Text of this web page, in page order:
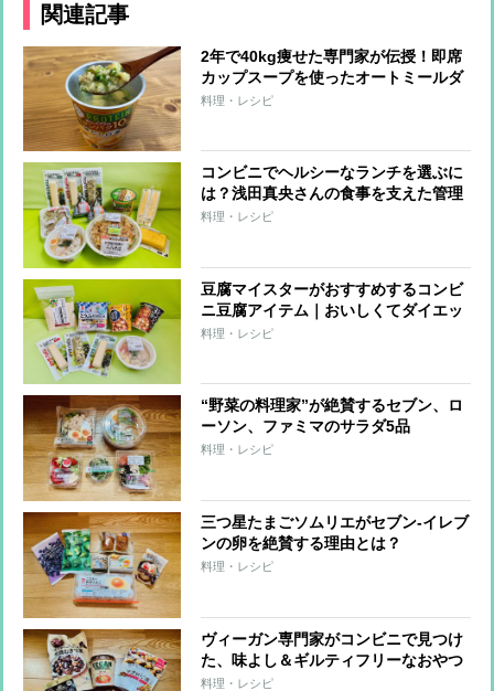
関連記事
2年で40kg痩せた専門家が伝授！即席
カップスープを使ったオートミールダ
イエット
料理・レシピ
コンビニでヘルシーなランチを選ぶに
は？浅田真央さんの食事を支えた管理
栄養士がすすめる「たんぱく質強化」
料理・レシピ
豆腐マイスターがおすすめするコンビ
ニ豆腐アイテム｜おいしくてダイエッ
トに役立つ8品
料理・レシピ
“野菜の料理家”が絶賛するセブン、ロ
ーソン、ファミマのサラダ5品
料理・レシピ
三つ星たまごソムリエがセブン-イレブ
ンの卵を絶賛する理由とは？
料理・レシピ
ヴィーガン専門家がコンビニで見つけ
た、味よし＆ギルティフリーなおやつ
6品
料理・レシピ